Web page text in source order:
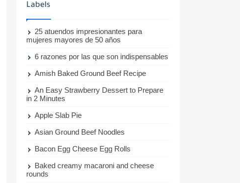
Labels
25 atuendos impresionantes para
mujeres mayores de 50 años
6 razones por las que son indispensables
Amish Baked Ground Beef Recipe
An Easy Strawberry Dessert to Prepare
in 2 Minutes
Apple Slab Pie
Asian Ground Beef Noodles
Bacon Egg Cheese Egg Rolls
Baked creamy macaroni and cheese
rounds